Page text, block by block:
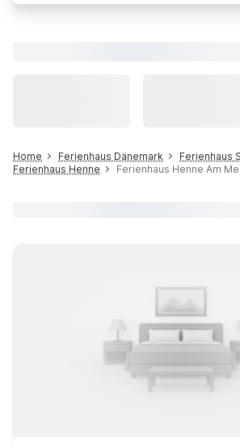
Home Ferienhaus Dänemark
Ferienhaus
Ferienhaus Henne
Ferienhaus Henne Am